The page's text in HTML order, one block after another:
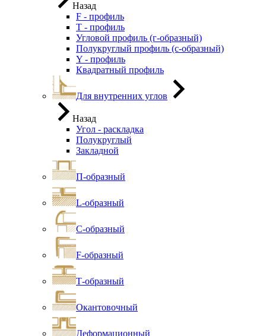
Назад
F - профиль
Т - профиль
Угловой профиль (г-образный)
Полукруглый профиль (с-образный)
Y - профиль
Квадратный профиль
Для внутренних углов
Назад
Угол - раскладка
Полукруглый
Закладной
П-образный
L-образный
С-образный
F-образный
Т-образный
Окантовочный
Деформационный